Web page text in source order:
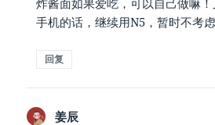
手机的话，继续用N5，暂时不考虑
回复
姜辰